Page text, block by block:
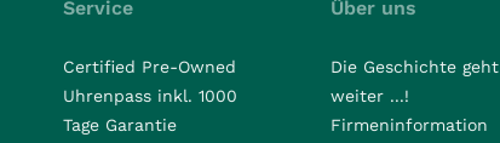
Service
Certified Pre-Owned
Uhrenpass inkl. 1000
Tage Garantie
Über uns
Die Geschichte geht
weiter ...!
Firmeninformation